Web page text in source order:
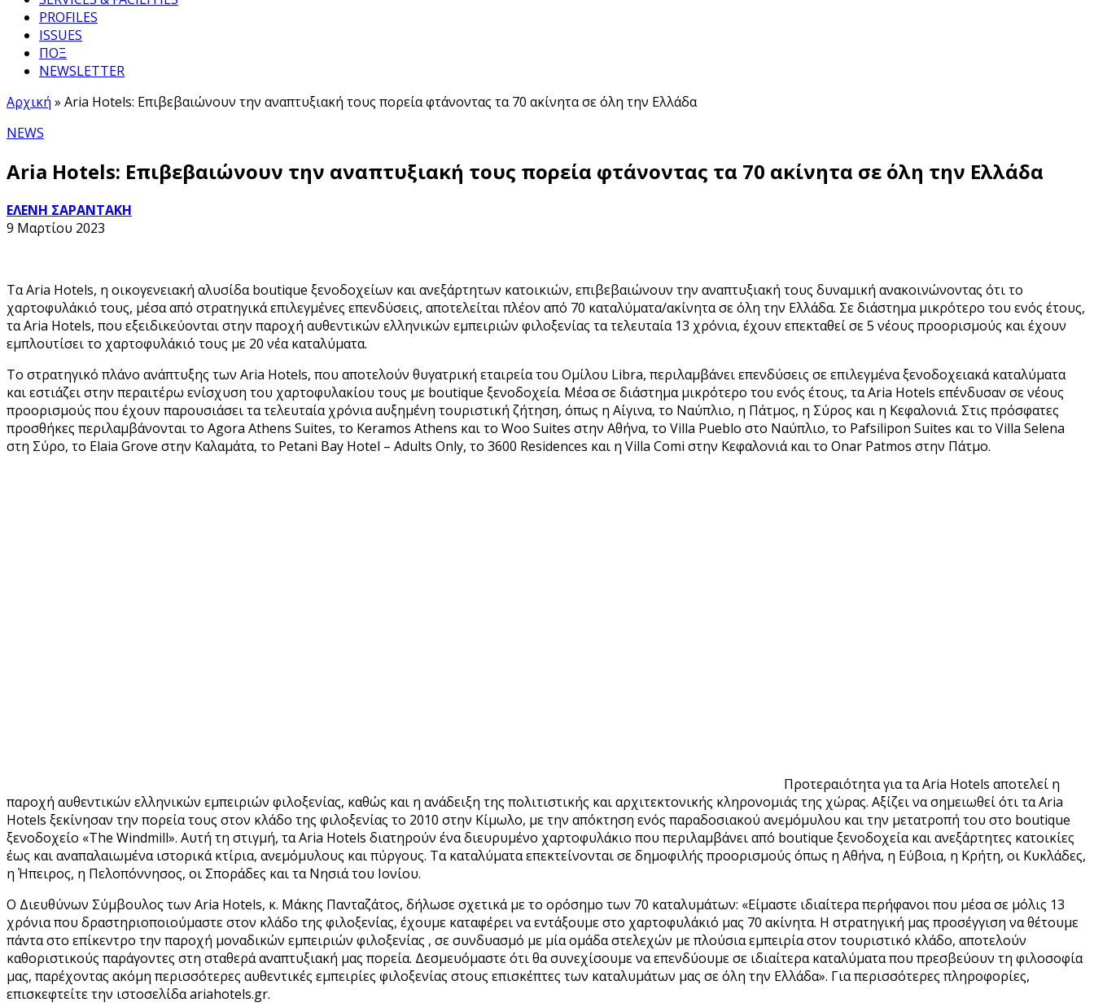
PROFILES
ISSUES
ΠΟΞ
NEWSLETTER
Αρχική » Aria Hotels: Επιβεβαιώνουν την αναπτυξιακή τους πορεία φτάνοντας τα 70 ακίνητα σε όλη την Ελλάδα
NEWS
Aria Hotels: Επιβεβαιώνουν την αναπτυξιακή τους πορεία φτάνοντας τα 70 ακίνητα σε όλη την Ελλάδα
ΕΛΕΝΗ ΣΑΡΑΝΤΑΚΗ
9 Μαρτίου 2023
Τα Aria Hotels, η οικογενειακή αλυσίδα boutique ξενοδοχείων και ανεξάρτητων κατοικιών, επιβεβαιώνουν την αναπτυξιακή τους δυναμική ανακοινώνοντας ότι το
χαρτοφυλάκιό τους, μέσα από στρατηγικά επιλεγμένες επενδύσεις, αποτελείται πλέον από 70 καταλύματα/ακίνητα σε όλη την Ελλάδα. Σε διάστημα μικρότερο του ενός έτους,
τα Aria Hotels, που εξειδικεύονται στην παροχή αυθεντικών ελληνικών εμπειριών φιλοξενίας τα τελευταία 13 χρόνια, έχουν επεκταθεί σε 5 νέους προορισμούς και έχουν
εμπλουτίσει το χαρτοφυλάκιό τους με 20 νέα καταλύματα.
Το στρατηγικό πλάνο ανάπτυξης των Aria Hotels, που αποτελούν θυγατρική εταιρεία του Ομίλου Libra, περιλαμβάνει επενδύσεις σε επιλεγμένα ξενοδοχειακά καταλύματα
και εστιάζει στην περαιτέρω ενίσχυση του χαρτοφυλακίου τους με boutique ξενοδοχεία. Μέσα σε διάστημα μικρότερο του ενός έτους, τα Aria Hotels επένδυσαν σε νέους
προορισμούς που έχουν παρουσιάσει τα τελευταία χρόνια αυξημένη τουριστική ζήτηση, όπως η Αίγινα, το Ναύπλιο, η Πάτμος, η Σύρος και η Κεφαλονιά. Στις πρόσφατες
προσθήκες περιλαμβάνονται το Agora Athens Suites, το Keramos Athens και το Woo Suites στην Αθήνα, το Villa Pueblo στο Ναύπλιο, το Pafsilipon Suites και το Villa Selena
στη Σύρο, το Elaia Grove στην Καλαμάτα, το Petani Bay Hotel – Adults Only, το 3600 Residences και η Villa Comi στην Κεφαλονιά και το Onar Patmos στην Πάτμο.
Προτεραιότητα για τα Aria Hotels αποτελεί η
παροχή αυθεντικών ελληνικών εμπειριών φιλοξενίας, καθώς και η ανάδειξη της πολιτιστικής και αρχιτεκτονικής κληρονομιάς της χώρας. Αξίζει να σημειωθεί ότι τα Aria
Hotels ξεκίνησαν την πορεία τους στον κλάδο της φιλοξενίας το 2010 στην Κίμωλο, με την απόκτηση ενός παραδοσιακού ανεμόμυλου και την μετατροπή του στο boutique
ξενοδοχείο «Τhe Windmill». Αυτή τη στιγμή, τα Aria Hotels διατηρούν ένα διευρυμένο χαρτοφυλάκιο που περιλαμβάνει από boutique ξενοδοχεία και ανεξάρτητες κατοικίες
έως και αναπαλαιωμένα ιστορικά κτίρια, ανεμόμυλους και πύργους. Τα καταλύματα επεκτείνονται σε δημοφιλής προορισμούς όπως η Αθήνα, η Εύβοια, η Κρήτη, οι Κυκλάδες,
η Ήπειρος, η Πελοπόννησος, οι Σποράδες και τα Νησιά του Ιονίου.
Ο Διευθύνων Σύμβουλος των Aria Hotels, κ. Μάκης Πανταζάτος, δήλωσε σχετικά με το ορόσημο των 70 καταλυμάτων: «Είμαστε ιδιαίτερα περήφανοι που μέσα σε μόλις 13
χρόνια που δραστηριοποιούμαστε στον κλάδο της φιλοξενίας, έχουμε καταφέρει να εντάξουμε στο χαρτοφυλάκιό μας 70 ακίνητα. Η στρατηγική μας προσέγγιση να θέτουμε
πάντα στο επίκεντρο την παροχή μοναδικών εμπειριών φιλοξενίας , σε συνδυασμό με μία ομάδα στελεχών με πλούσια εμπειρία στον τουριστικό κλάδο, αποτελούν
καθοριστικούς παράγοντες στη σταθερά αναπτυξιακή μας πορεία. Δεσμευόμαστε ότι θα συνεχίσουμε να επενδύουμε σε ιδιαίτερα καταλύματα που πρεσβεύουν τη φιλοσοφία
μας, παρέχοντας ακόμη περισσότερες αυθεντικές εμπειρίες φιλοξενίας στους επισκέπτες των καταλυμάτων μας σε όλη την Ελλάδα». Για περισσότερες πληροφορίες,
επισκεφτείτε την ιστοσελίδα ariahotels.gr.